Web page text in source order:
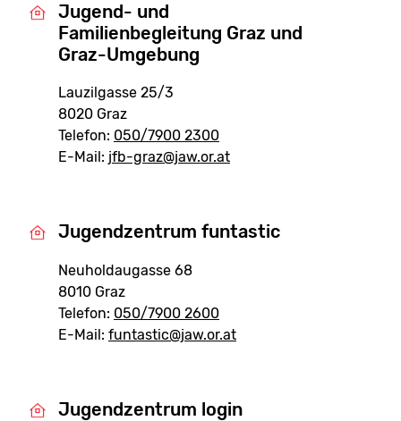
Jugend- und
Familienbegleitung Graz und
Graz-Umgebung
Lauzilgasse 25/3
8020 Graz
Telefon: 050/7900 2300
E-Mail: jfb-graz@jaw.or.at
Jugendzentrum funtastic
Neuholdaugasse 68
8010 Graz
Telefon: 050/7900 2600
E-Mail: funtastic@jaw.or.at
Jugendzentrum login